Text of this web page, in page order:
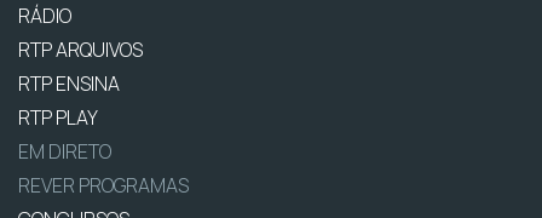
RÁDIO
RTP ARQUIVOS
RTP ENSINA
RTP PLAY
EM DIRETO
REVER PROGRAMAS